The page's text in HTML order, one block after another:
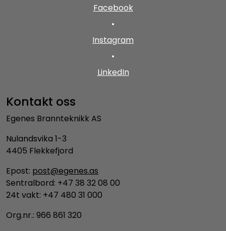
Facebook
•
Instagram
•
LinkedIn
Kontakt oss
Egenes Brannteknikk AS
Nulandsvika 1-3
4405 Flekkefjord
Epost: post@egenes.as
Sentralbord: +47 38 32 08 00
24t vakt: +47 480 31 000
Org.nr.: 966 861 320